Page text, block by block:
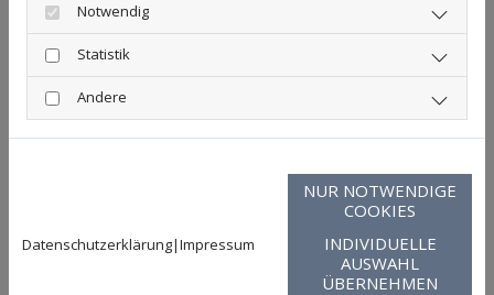
Gemeinsam bei Haarsympathie – Mitglied seit 2023 – haben wir
nach Möglichkeiten gesucht, mit den abgeschnittenen Haaren
etwas Gutes zu tun, und stießen dabei auf die „Haarfilter“.
Inspiriert vom französischen Verein „Coiffeure Justes“ (faire
Friseure) aus Südfrankreich, der Haare in Nylonstrümpfe füllt,
einsetzt, begannen auch wir unsere Initiative. Die Haarfilter
saugen Öl aus dem Wasser auf, können gereinigt und bis zu
achtmal wiederverwendet werden. Ein Kilogramm Haare kann
dabei bis zu acht Kilogramm Öl filtern.
Notwendig
Statistik
Andere
Datenschutzerklärung|Impressum
NUR NOTWENDIGE
COOKIES
INDIVIDUELLE
AUSWAHL
ÜBERNEHMEN